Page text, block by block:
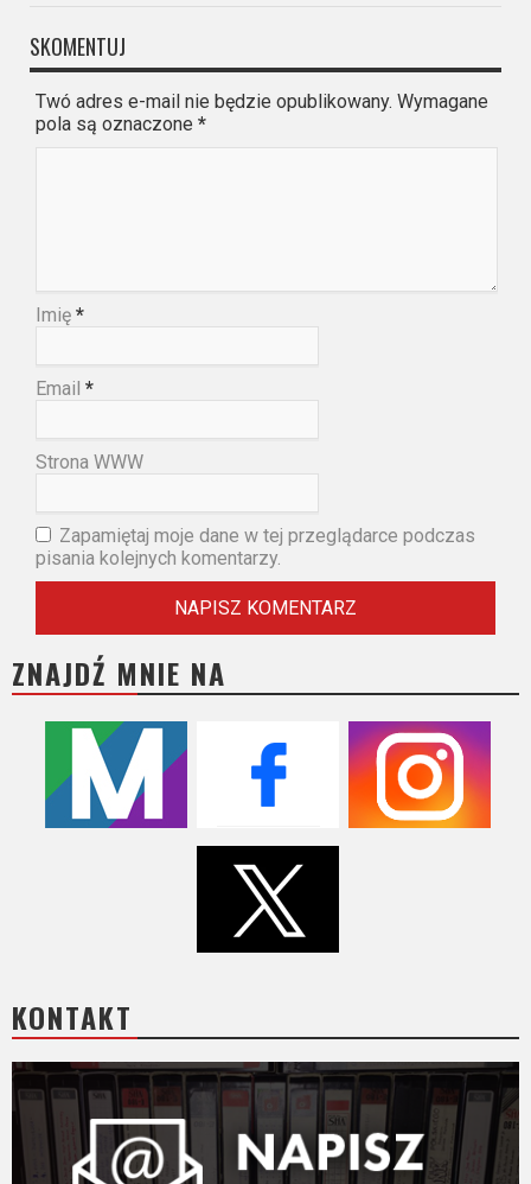
SKOMENTUJ
Twó adres e-mail nie będzie opublikowany. Wymagane
pola są oznaczone *
Imię *
Email *
Strona WWW
Zapamiętaj moje dane w tej przeglądarce podczas
pisania kolejnych komentarzy.
ZNAJDŹ MNIE NA
KONTAKT